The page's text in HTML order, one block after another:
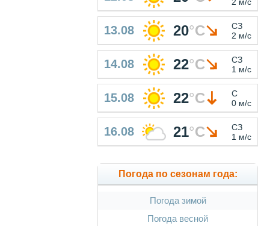
13.08 20°C
СЗ
2 м/с
14.08 22°C
СЗ
1 м/с
15.08 22°C
С
0 м/с
16.08 21°C
СЗ
1 м/с
Погода по сезонам года:
Погода зимой
Погода весной